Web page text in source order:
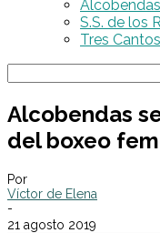
Alcobendas
S.S. de los
Tres Cantos
Alcobendas
del boxeo
Por
Víctor de Elena
-
21 agosto 2019